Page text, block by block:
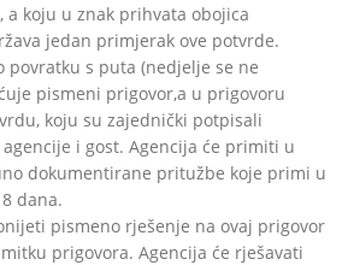
koju u znak prihvata obojica
jedan primjerak ove potvrde.
povratku s puta (nedjelje se ne
pismeni prigovor,a u prigovoru
koju su zajednički potpisali
i gost. Agencija će primiti u
dokumentirane pritužbe koje primi u
dana.
pismeno rješenje na ovaj prigovor
prigovora. Agencija će rješavati